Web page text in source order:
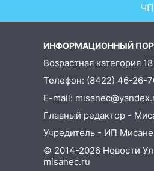
В
полицейские
«Час пассажира»
13:20 В
день обокрали
пляже и
мужчина
страйкбольную
задержали
ЧП
ИНФОРМАЦИОННЫЙ
Возрастная категория
Телефон: (8422) 46-26-
E-mail:
Главный редактор -
Учредитель - ИП
© 2014-2026 Новости
misanec.ru